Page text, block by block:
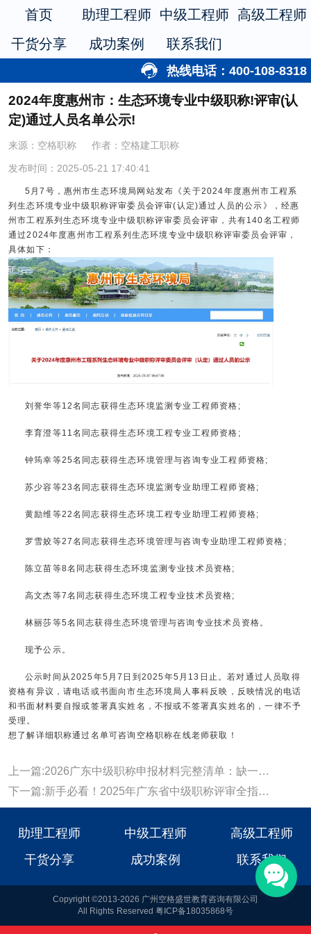
首页 助理工程师 中级工程师 高级工程师
干货分享
成功案例 联系我们
热线电话：400-108-8318
2024年度惠州市：生态环境专业中级职称!评审(认
定)通过人员名单公示!
来源：空格职称 作者：空格建工职称
发布时间：2025-05-21 17:40:41
5月7号，惠州市生态环境局网站发布《关于2024年度惠州市工程系
列生态环境专业中级职称评审委员会评审(认定)通过人员的公示》，经惠
州市工程系列生态环境专业中级职称评审委员会评审，共有140名工程师
通过2024年度惠州市工程系列生态环境专业中级职称评审委员会评审，
具体如下：
刘誉华等12名同志获得生态环境监测专业工程师资格;
李育澄等11名同志获得生态环境工程专业工程师资格;
钟筠幸等25名同志获得生态环境管理与咨询专业工程师资格;
苏少容等23名同志获得生态环境监测专业助理工程师资格;
黄励维等22名同志获得生态环境工程专业助理工程师资格;
罗雪姣等27名同志获得生态环境管理与咨询专业助理工程师资格;
陈立苗等8名同志获得生态环境监测专业技术员资格;
高文杰等7名同志获得生态环境工程专业技术员资格;
林丽莎等5名同志获得生态环境管理与咨询专业技术员资格。
现予公示。
公示时间从2025年5月7日到2025年5月13日止。若对通过人员取得
资格有异议，请电话或书面向市生态环境局人事科反映，反映情况的电话
和书面材料要自报或签署真实姓名，不报或不签署真实姓名的，一律不予
受理。
想了解详细职称通过名单可咨询空格职称在线老师获取！
上一篇:2026广东中级职称申报材料完整清单：缺一项都可能被退回!
下一篇:新手必看！2025年广东省中级职称评审全指南（条件+材料+流程）
助理工程师 中级工程师
高级工程师
干货分享
成功案例 联系我们
Copyright ©2013-2026 广州空格盛世教育咨询有限公司
All Rights Reserved 粤ICP备18035868号